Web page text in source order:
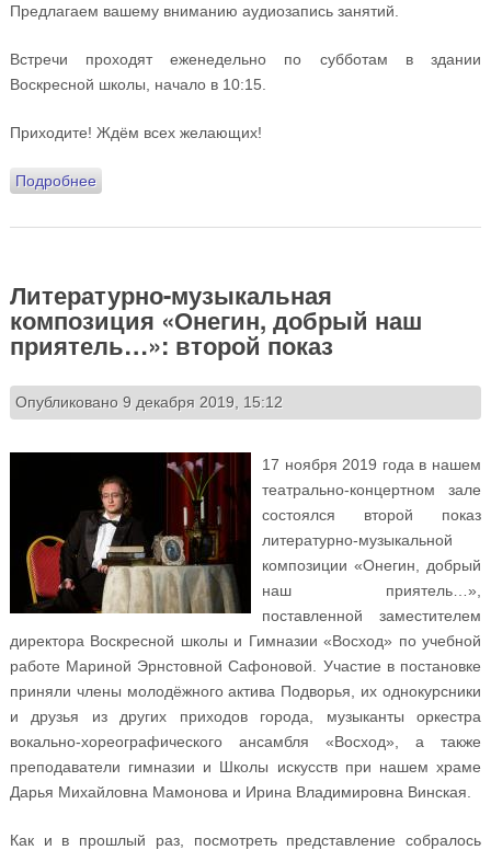
Предлагаем вашему вниманию аудиозапись занятий.
Встречи проходят еженедельно по субботам в здании
Воскресной школы, начало в 10:15.
Приходите! Ждём всех желающих!
Подробнеео Аудиозапись «Субботних бесед об основах
Литературно-музыкальная
композиция «Онегин, добрый наш
приятель…»: второй показ
Опубликовано 9 декабря 2019, 15:12
17 ноября 2019 года в нашем
театрально-концертном зале
состоялся второй показ
литературно-музыкальной
композиции «Онегин, добрый
наш приятель…»,
поставленной заместителем
директора Воскресной школы и Гимназии «Восход» по учебной
работе Мариной Эрнстовной Сафоновой. Участие в постановке
приняли члены молодёжного актива Подворья, их однокурсники
и друзья из других приходов города, музыканты оркестра
вокально-хореографического ансамбля «Восход», а также
преподаватели гимназии и Школы искусств при нашем храме
Дарья Михайловна Мамонова и Ирина Владимировна Винская.
Как и в прошлый раз, посмотреть представление собралось